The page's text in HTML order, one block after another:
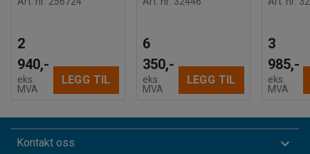
2
940,-
eks.
MVA
LEGG TIL
6
350,-
eks.
MVA
LEGG TIL
3
985,-
eks.
MVA
Kontakt oss